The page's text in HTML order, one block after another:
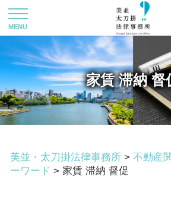
家賃 滞納 督
美並・太刀掛法律事務所 > 不動産
ーワード > 家賃 滞納 督促